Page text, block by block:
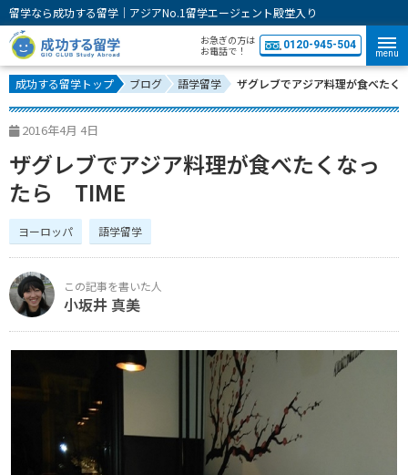
留学なら成功する留学｜アジアNo.1留学エージェント殿堂入り
お急ぎの方は
お電話で！
0120-945-504
menu
成功する留学トップ ブログ 語学留学 ザグレブでアジア料理が食べた
2016年4月 4日
ザグレブでアジア料理が食べたくなっ
たら TIME
ヨーロッパ 語学留学
小坂井 真美